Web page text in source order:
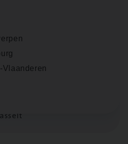
Vlaanderen